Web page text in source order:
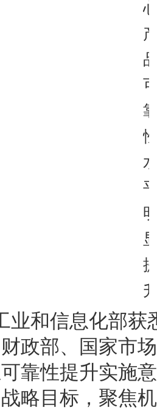
业和信息化部
政部、国家市
靠性提升实施
略目标，聚焦